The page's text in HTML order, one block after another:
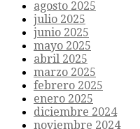
agosto 2025
julio 2025
junio 2025
mayo 2025
abril 2025
marzo 2025
febrero 2025
enero 2025
diciembre 2024
noviembre 2024